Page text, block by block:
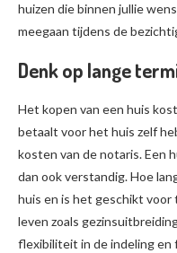
huizen die binnen jullie
meegaan tijdens de
Denk op lange
Het kopen van een huis
betaalt voor het huis zelf
kosten van de notaris. Een
dan ook verstandig. Hoe
huis en is het geschikt
leven zoals
flexibiliteit in de indeling en